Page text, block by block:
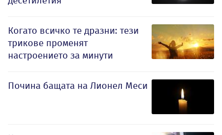
Когато всичко те дразни: тези
трикове променят
настроението за минути
Почина бащата на Лионел Меси